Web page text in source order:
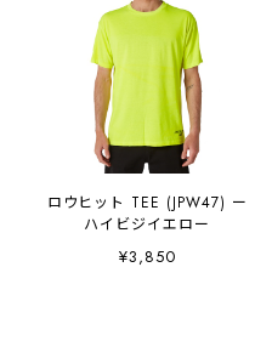
ロウヒット TEE (JPW47) ー
ハイビジイエロー
¥3,850